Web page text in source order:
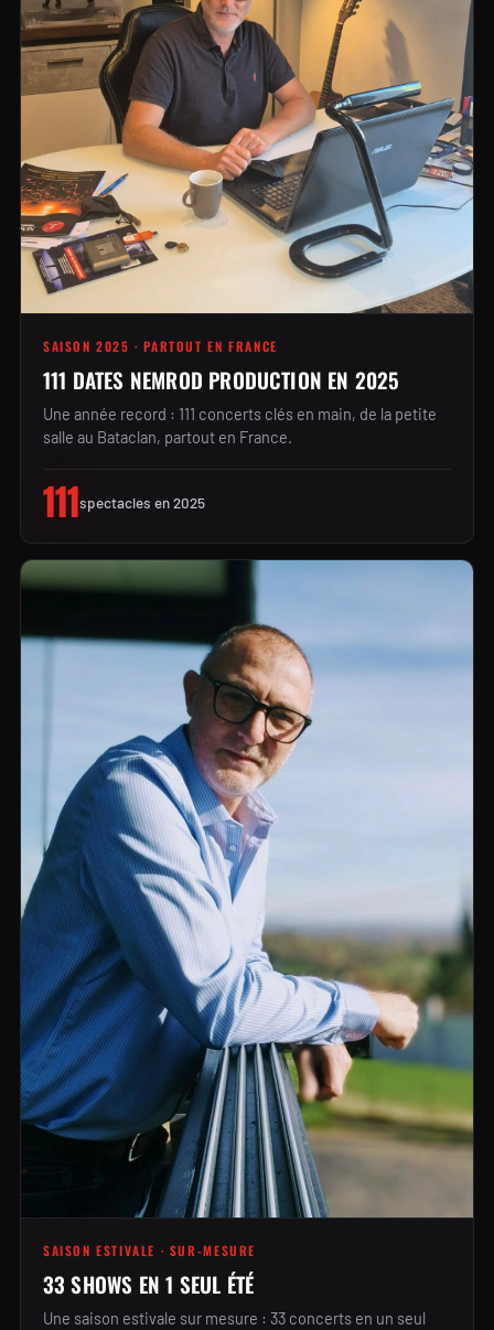
SAISON 2025 · PARTOUT EN FRANCE
111 DATES NEMROD PRODUCTION EN 2025
Une année record : 111 concerts clés en main, de la petite
salle au Bataclan, partout en France.
111spectacles en 2025
SAISON ESTIVALE · SUR-MESURE
33 SHOWS EN 1 SEUL ÉTÉ
Une saison estivale sur mesure : 33 concerts en un seul